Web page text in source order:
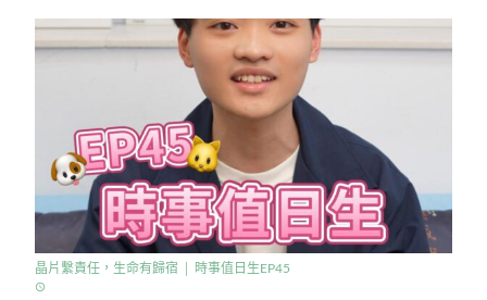
晶片繫責任，生命有歸宿 │ 時事值日生EP45
access_time